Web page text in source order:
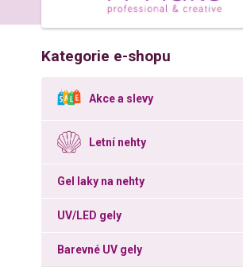
Kategorie e-shopu
Akce a slevy
Letní nehty
Gel laky na nehty
UV/LED gely
Barevné UV gely